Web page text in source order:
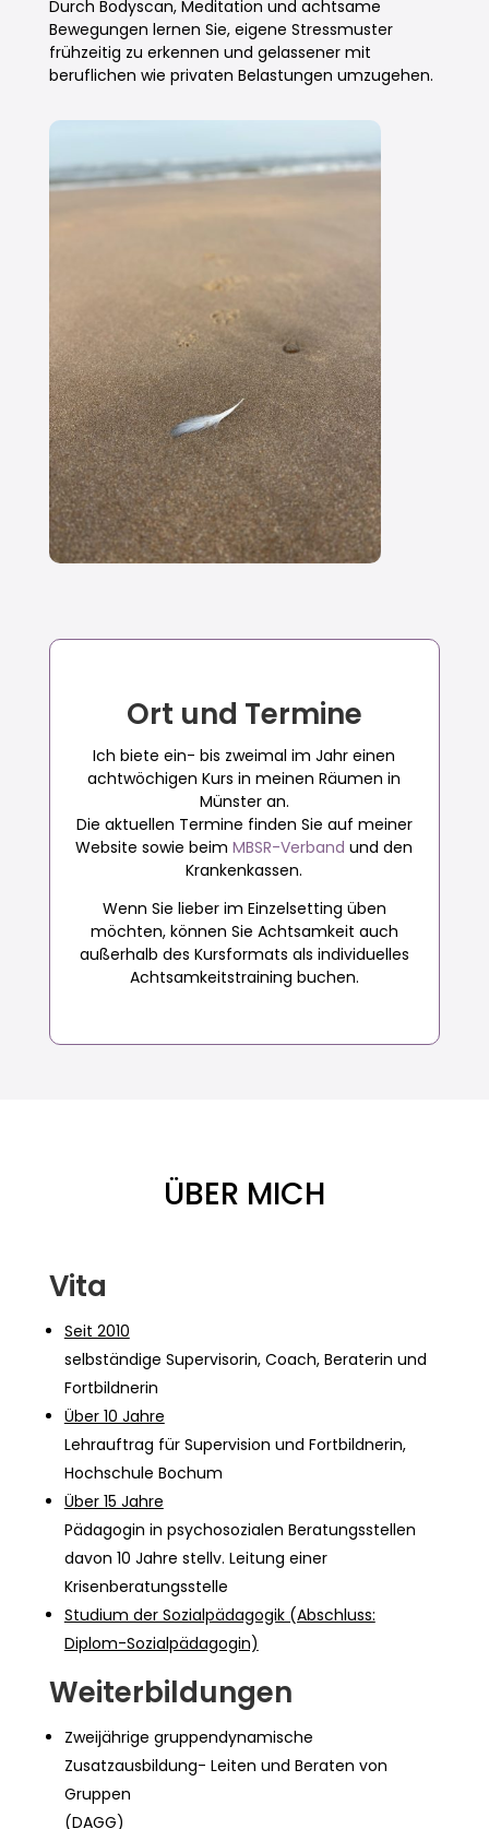
Durch Bodyscan, Meditation und achtsame
Bewegungen lernen Sie, eigene Stressmuster
frühzeitig zu erkennen und gelassener mit
beruflichen wie privaten Belastungen umzugehen.
Ort und Termine
Ich biete ein- bis zweimal im Jahr einen
achtwöchigen Kurs in meinen Räumen in
Münster an.
Die aktuellen Termine finden Sie auf meiner
Website sowie beimMBSR-Verband und den
Krankenkassen.
Wenn Sie lieber im Einzelsetting üben
möchten, können Sie Achtsamkeit auch
außerhalb des Kursformats als individuelles
Achtsamkeitstraining buchen.
ÜBER MICH
Vita
Seit 2010
selbständige Supervisorin, Coach, Beraterin und
Fortbildnerin
Über 10 Jahre
Lehrauftrag für Supervision und Fortbildnerin,
Hochschule Bochum
Über 15 Jahre
Pädagogin in psychosozialen Beratungsstellen
davon 10 Jahre stellv. Leitung einer
Krisenberatungsstelle
Studium der Sozialpädagogik (Abschluss:
Diplom-Sozialpädagogin)
Weiterbildungen
Zweijährige gruppendynamische
Zusatzausbildung- Leiten und Beraten von
Gruppen
(DAGG)